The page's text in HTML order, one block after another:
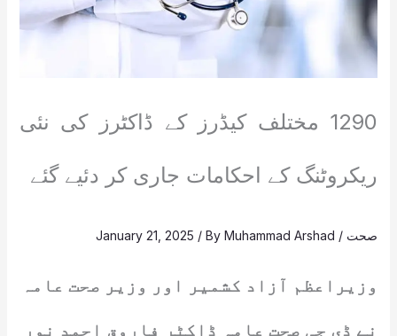
1290 مختلف کیڈرز کے ڈاکٹرز کی نئی
ریکروٹنگ کے احکامات جاری کر دئیے گئے
صحت /
January 21, 2025 / ByMuhammad Arshad
وزیراعظم آزاد کشمیر اور وزیر صحت عامہ
نے ڈی جی صحت عامہ ڈاکٹر فاروق احمد نور